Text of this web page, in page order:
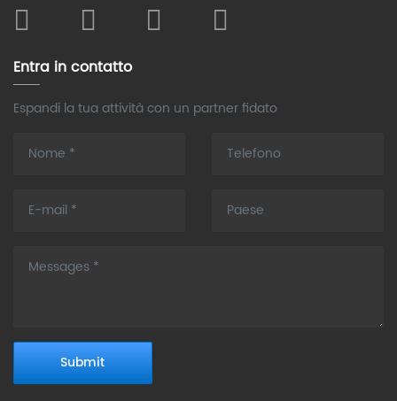
Entra in contatto
Espandi la tua attività con un partner fidato
Submit